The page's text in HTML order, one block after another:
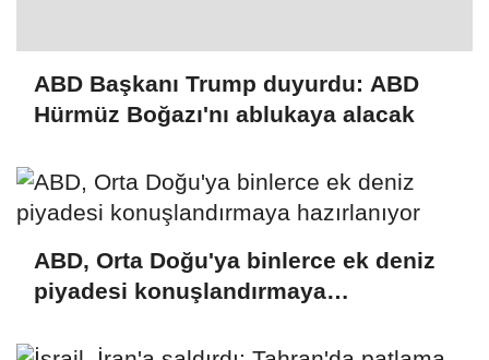
ABD Başkanı Trump duyurdu: ABD
Hürmüz Boğazı'nı ablukaya alacak
ABD, Orta Doğu'ya binlerce ek deniz
piyadesi konuşlandırmaya